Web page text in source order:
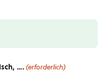
…. (erforderlich)